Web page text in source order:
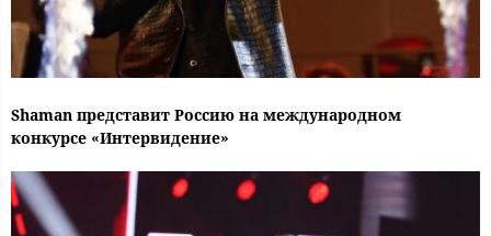
Shaman представит Россию на международном
конкурсе «Интервидение»